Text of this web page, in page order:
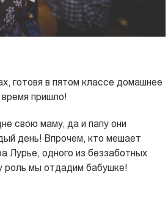
готовя в пятом классе домашнее
пришло!
свою маму, да и папу они
день! Впрочем, кто мешает
Лурье, одного из беззаботных
роль мы отдадим бабушке!